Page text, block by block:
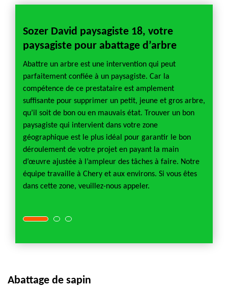
Sozer David paysagiste 18, votre
paysagiste pour abattage d’arbre
Abattre un arbre est une intervention qui peut
parfaitement confiée à un paysagiste. Car la
compétence de ce prestataire est amplement
suffisante pour supprimer un petit, jeune et gros arbre,
qu’il soit de bon ou en mauvais état. Trouver un bon
paysagiste qui intervient dans votre zone
géographique est le plus idéal pour garantir le bon
déroulement de votre projet en payant la main
d’œuvre ajustée à l’ampleur des tâches à faire. Notre
équipe travaille à Chery et aux environs. Si vous êtes
dans cette zone, veuillez-nous appeler.
Abattage de sapin